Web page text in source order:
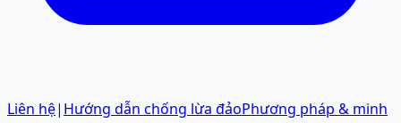
Liên hệ| Hướng dẫn chống lừa đảoPhương pháp & minh